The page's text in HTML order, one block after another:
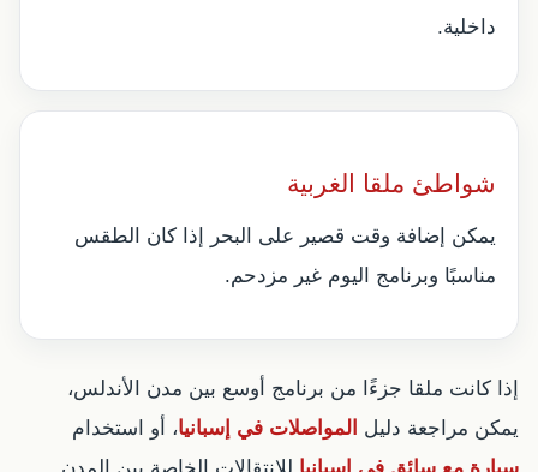
داخلية.
شواطئ ملقا الغربية
يمكن إضافة وقت قصير على البحر إذا كان الطقس
مناسبًا وبرنامج اليوم غير مزدحم.
إذا كانت ملقا جزءًا من برنامج أوسع بين مدن الأندلس،
يمكن مراجعة دليل المواصلات في إسبانيا، أو استخدام